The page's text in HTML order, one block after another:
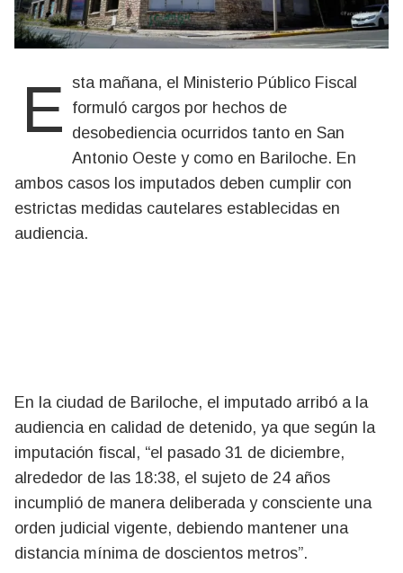
Esta mañana, el Ministerio Público Fiscal formuló cargos por hechos de
desobediencia ocurridos tanto en San
Antonio Oeste y como en Bariloche. En
ambos casos los imputados deben cumplir con
estrictas medidas cautelares establecidas en
audiencia.
En la ciudad de Bariloche, el imputado arribó a la
audiencia en calidad de detenido, ya que según la
imputación fiscal, “el pasado 31 de diciembre,
alrededor de las 18:38, el sujeto de 24 años
incumplió de manera deliberada y consciente una
orden judicial vigente, debiendo mantener una
distancia mínima de doscientos metros”.